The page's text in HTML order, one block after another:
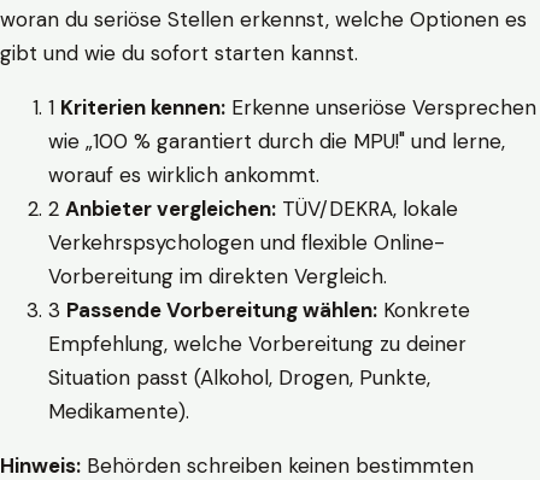
woran du seriöse Stellen erkennst, welche Optionen es
gibt und wie du sofort starten kannst.
1 Kriterien kennen: Erkenne unseriöse Versprechen
wie „100 % garantiert durch die MPU!" und lerne,
worauf es wirklich ankommt.
2 Anbieter vergleichen: TÜV/DEKRA, lokale
Verkehrspsychologen und flexible Online-
Vorbereitung im direkten Vergleich.
3 Passende Vorbereitung wählen: Konkrete
Empfehlung, welche Vorbereitung zu deiner
Situation passt (Alkohol, Drogen, Punkte,
Medikamente).
Hinweis: Behörden schreiben keinen bestimmten